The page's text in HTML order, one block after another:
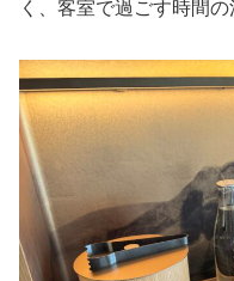
く、客室で過ごす時間